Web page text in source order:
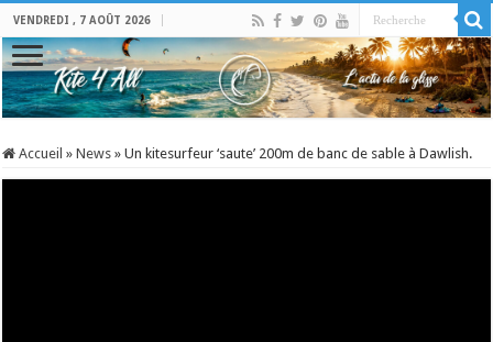
VENDREDI , 7 AOÛT 2026
Accueil » News » Un kitesurfeur ‘saute’ 200m de banc de sable à Dawlish.